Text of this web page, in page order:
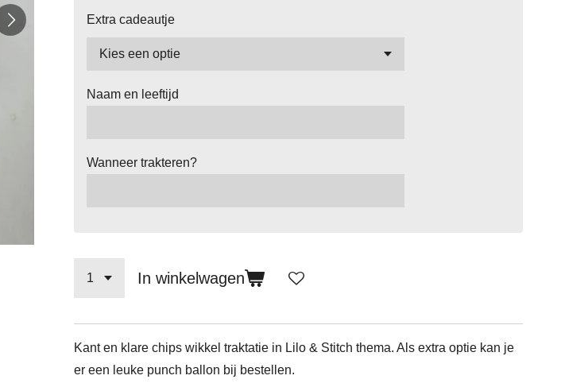
Extra cadeautje
Naam en leeftijd
Wanneer trakteren?
In winkelwagen
Kant en klare chips wikkel traktatie in Lilo & Stitch thema. Als extra optie kan je
er een leuke punch ballon bij bestellen.